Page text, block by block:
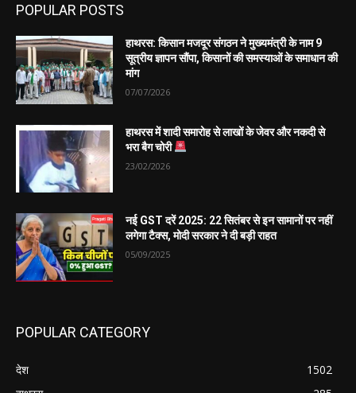
POPULAR POSTS
हाथरस: किसान मजदूर संगठन ने मुख्यमंत्री के नाम 9
सूत्रीय ज्ञापन सौंपा, किसानों की समस्याओं के समाधान की
मांग
07/07/2026
हाथरस में शादी समारोह से लाखों के जेवर और नकदी से
भरा बैग चोरी
23/02/2026
नई GST दरें 2025: 22 सितंबर से इन सामानों पर नहीं
लगेगा टैक्स, मोदी सरकार ने दी बड़ी राहत
05/09/2025
POPULAR CATEGORY
देश
1502